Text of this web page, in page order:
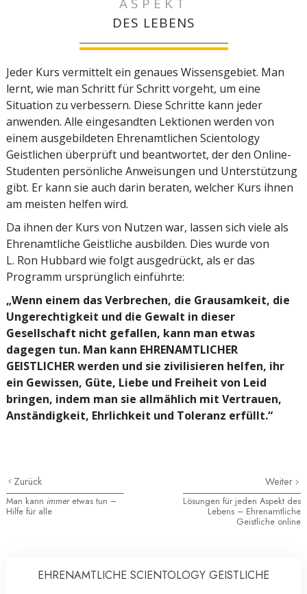
ASPEKT
DES LEBENS
Jeder Kurs vermittelt ein genaues Wissensgebiet. Man
lernt, wie man Schritt für Schritt vorgeht, um eine
Situation zu verbessern. Diese Schritte kann jeder
anwenden. Alle eingesandten Lektionen werden von
einem ausgebildeten Ehrenamtlichen Scientology
Geistlichen überprüft und beantwortet, der den Online-
Studenten persönliche Anweisungen und Unterstützung
gibt. Er kann sie auch darin beraten, welcher Kurs ihnen
am meisten helfen wird.
Da ihnen der Kurs von Nutzen war, lassen sich viele als
Ehrenamtliche Geistliche ausbilden. Dies wurde von
L. Ron Hubbard wie folgt ausgedrückt, als er das
Programm ursprünglich einführte:
„Wenn einem das Verbrechen, die Grausamkeit, die
Ungerechtigkeit und die Gewalt in dieser
Gesellschaft nicht gefallen, kann man etwas
dagegen tun. Man kann EHRENAMTLICHER
GEISTLICHER werden und sie zivilisieren helfen, ihr
ein Gewissen, Güte, Liebe und Freiheit von Leid
bringen, indem man sie allmählich mit Vertrauen,
Anständigkeit, Ehrlichkeit und Toleranz erfüllt.“
Zurück
Man kann immeretwas tun –
Hilfe für alle
Weiter
Lösungen für jeden Aspekt des
Lebens – Ehrenamtliche
Geistliche online
EHRENAMTLICHE SCIENTOLOGY GEISTLICHE